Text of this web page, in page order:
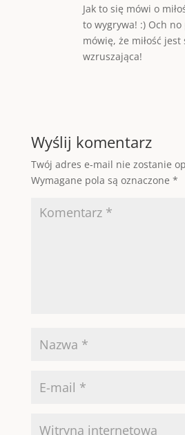
Jak to się mówi o
to wygrywa! :) Och no
mówię, że miłość jest
wzruszająca!
Wyślij komentarz
Twój adres e-mail nie zostanie
Wymagane pola są oznaczone *